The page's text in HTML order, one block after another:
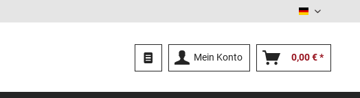
Deutsch
Mein Konto 0,00 € *